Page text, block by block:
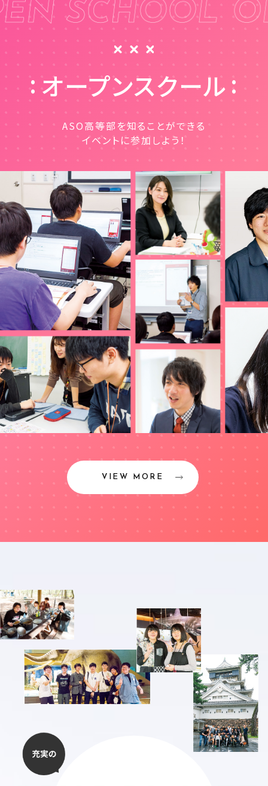
オープンスクール
ASO高等部を知ることができる
イベントに参加しよう！
VIEW MORE